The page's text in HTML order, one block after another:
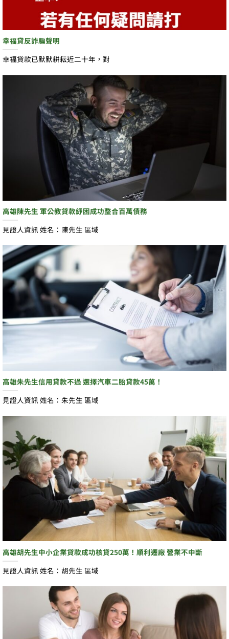
幸福貸反詐騙聲明
幸福貸款已默默耕耘近二十年，對
高雄陳先生 軍公教貸款紓困成功整合百萬債務
見證人資訊 姓名：陳先生 區域
高雄朱先生信用貸款不過 選擇汽車二胎貸款45萬！
見證人資訊 姓名：朱先生 區域
高雄胡先生中小企業貸款成功核貸250萬！順利遷廠 營業不中斷
見證人資訊 姓名：胡先生 區域